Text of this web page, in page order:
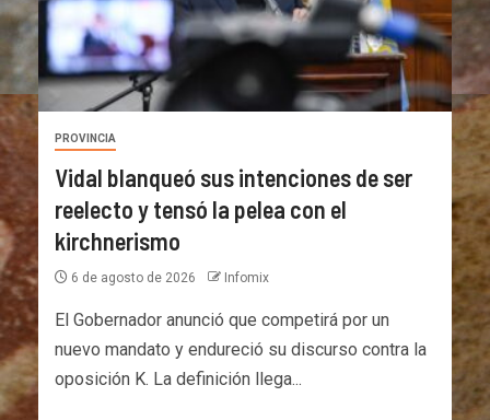
PROVINCIA
Vidal blanqueó sus intenciones de ser
reelecto y tensó la pelea con el
kirchnerismo
6 de agosto de 2026 Infomix
El Gobernador anunció que competirá por un
nuevo mandato y endureció su discurso contra la
oposición K. La definición llega...